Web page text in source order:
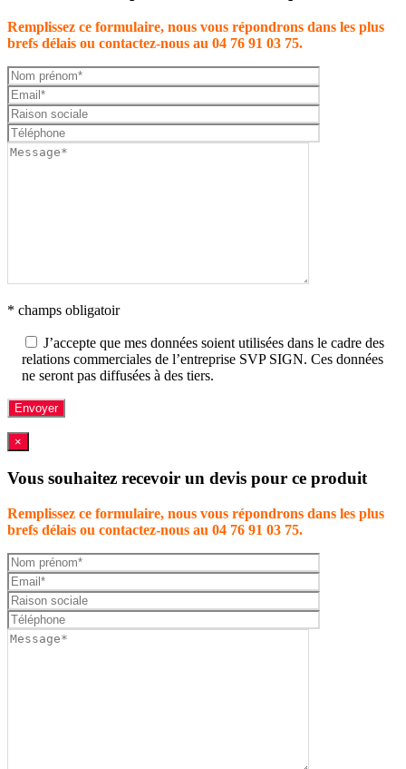
Remplissez ce formulaire, nous vous répondrons dans les plus
brefs délais ou contactez-nous au 04 76 91 03 75.
* champs obligatoir
J’accepte que mes données soient utilisées dans le cadre des
relations commerciales de l’entreprise SVP SIGN. Ces données
ne seront pas diffusées à des tiers.
×
Vous souhaitez recevoir un devis pour ce produit
Remplissez ce formulaire, nous vous répondrons dans les plus
brefs délais ou contactez-nous au 04 76 91 03 75.